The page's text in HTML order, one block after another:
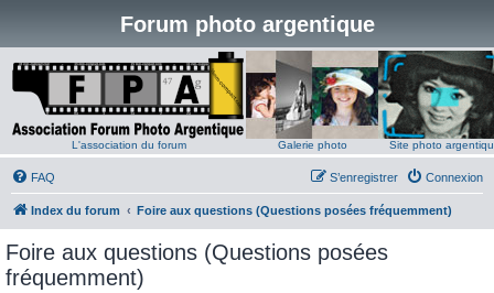
Forum photo argentique
L'association du forum Galerie photo Site photo
FAQ Connexion
S’enregistrer
Index du forum Foire aux questions (Questions posées fréquemment)
Foire aux questions (Questions posées
fréquemment)